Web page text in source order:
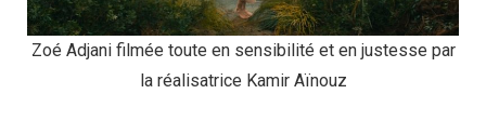
Zoé Adjani filmée toute en sensibilité et en justesse par
la réalisatrice Kamir Aïnouz